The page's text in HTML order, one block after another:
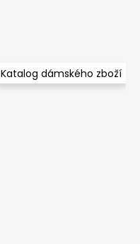
Katalog dámského zboží